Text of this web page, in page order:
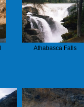
Athabasca Falls